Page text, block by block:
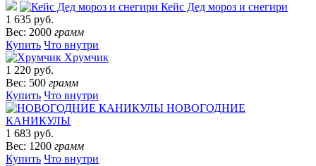
Кейс Дед мороз и снегири
1 635 руб.
Вес: 2000 грамм
Купить Что внутри
Хрумчик
1 220 руб.
Вес: 500 грамм
Купить Что внутри
НОВОГОДНИЕ
КАНИКУЛЫ
1 683 руб.
Вес: 1200 грамм
Купить Что внутри